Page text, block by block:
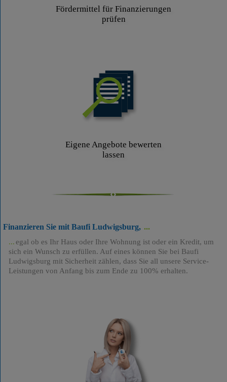
Fördermittel für Finanzierungen
prüfen
Eigene Angebote bewerten
lassen
Finanzieren Sie mit Baufi Ludwigsburg,
egal ob es Ihr Haus oder Ihre Wohnung ist oder ein Kredit, um
sich ein Wunsch zu erfüllen. Auf eines können Sie bei Baufi
Ludwigsburg mit Sicherheit zählen, dass Sie all unsere Service-
Leistungen von Anfang bis zum Ende zu 100% erhalten.